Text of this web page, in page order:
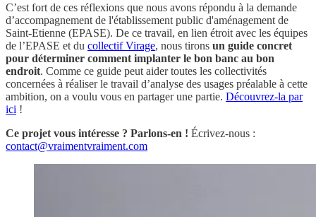
C’est fort de ces réflexions que nous avons répondu à la demande
d’accompagnement de l'établissement public d'aménagement de
Saint-Etienne (EPASE). De ce travail, en lien étroit avec les équipes
de l’EPASE et du collectif Virage, nous tirons un guide concret
pour déterminer comment implanter le bon banc au bon
endroit. Comme ce guide peut aider toutes les collectivités
concernées à réaliser le travail d’analyse des usages préalable à cette
ambition, on a voulu vous en partager une partie. Découvrez-la par
ici !
Ce projet vous intéresse ? Parlons-en ! Écrivez-nous :
contact@vraimentvraiment.com